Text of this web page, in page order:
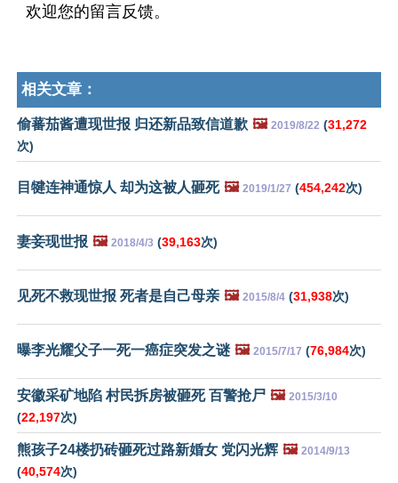
欢迎您的留言反馈。
相关文章：
偷蕃茄酱遭现世报 归还新品致信道歉 🖼️ 2019/8/22 (31,272
次)
目犍连神通惊人 却为这被人砸死 🖼️ 2019/1/27 (454,242次)
妻妾现世报 🖼️ 2018/4/3 (39,163次)
见死不救现世报 死者是自己母亲 🖼️ 2015/8/4 (31,938次)
曝李光耀父子一死一癌症突发之谜 🖼️ 2015/7/17 (76,984次)
安徽采矿地陷 村民拆房被砸死 百警抢尸 🖼️ 2015/3/10
(22,197次)
熊孩子24楼扔砖砸死过路新婚女 党闪光辉 🖼️ 2014/9/13
(40,574次)